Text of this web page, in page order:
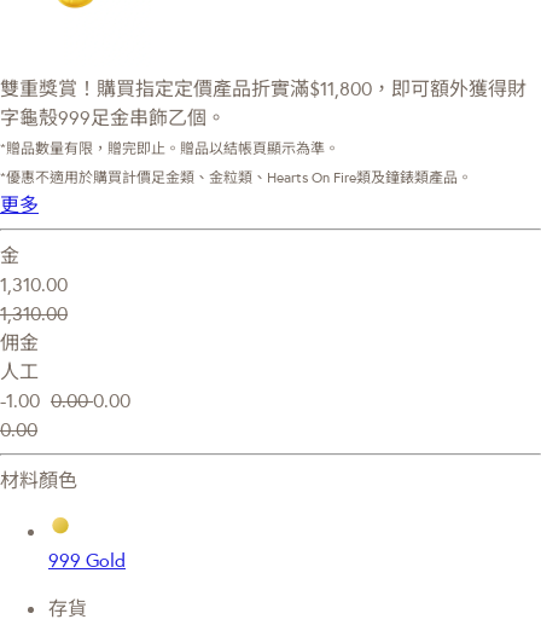
雙重獎賞！購買指定定價產品折實滿$11,800，即可額外獲得財
字龜殼999足金串飾乙個。
*贈品數量有限，贈完即止。贈品以結帳頁顯示為準。
*優惠不適用於購買計價足金類、金粒類、Hearts On Fire類及鐘錶類產品。
更多
金
1,310.00
1,310.00
佣金
人工
-1.00 0.000.00
0.00
材料顏色
999 Gold
存貨